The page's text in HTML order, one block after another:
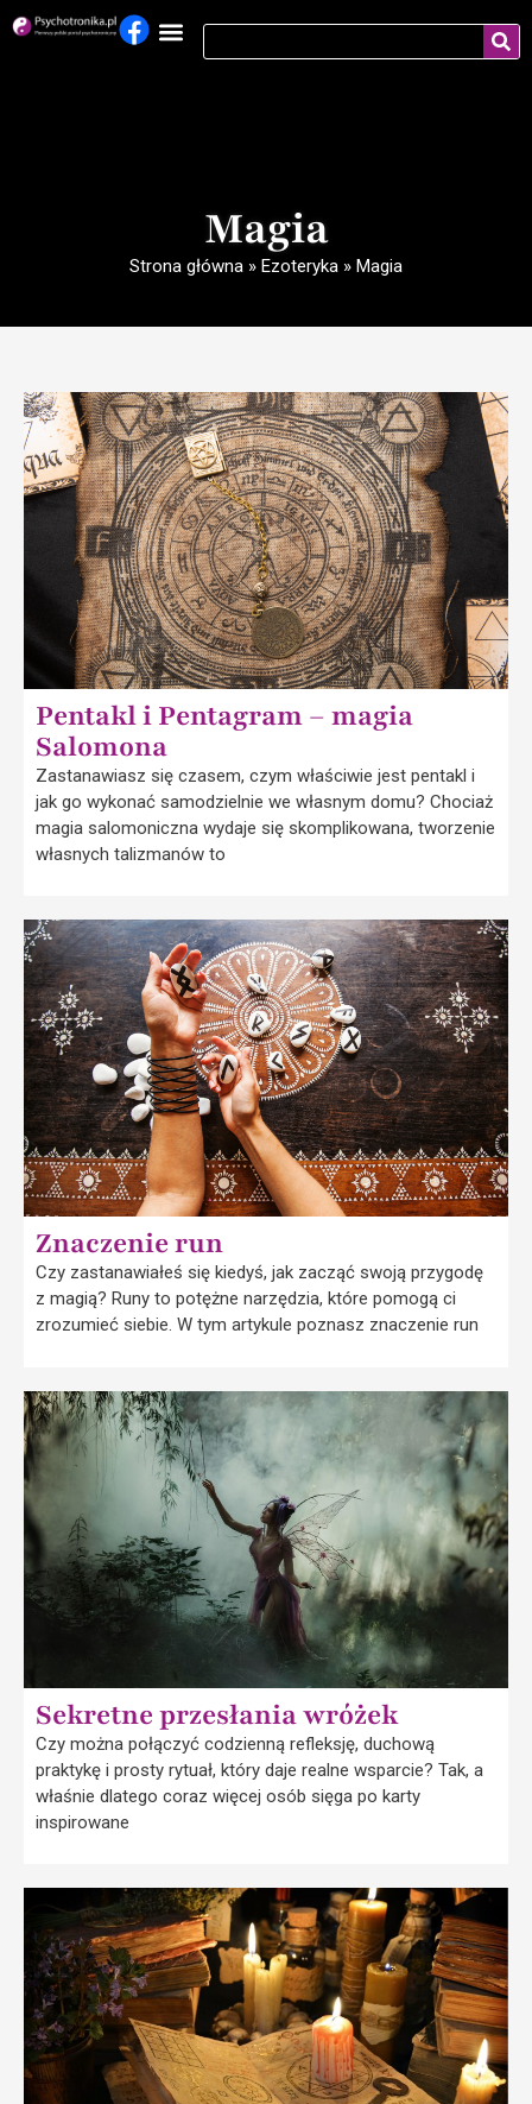
Magia
Strona główna » Ezoteryka » Magia
Pentakl i Pentagram – magia
Salomona
Zastanawiasz się czasem, czym właściwie jest pentakl i
jak go wykonać samodzielnie we własnym domu? Chociaż
magia salomoniczna wydaje się skomplikowana, tworzenie
własnych talizmanów to
Znaczenie run
Czy zastanawiałeś się kiedyś, jak zacząć swoją przygodę
z magią? Runy to potężne narzędzia, które pomogą ci
zrozumieć siebie. W tym artykule poznasz znaczenie run
Sekretne przesłania wróżek
Czy można połączyć codzienną refleksję, duchową
praktykę i prosty rytuał, który daje realne wsparcie? Tak, a
właśnie dlatego coraz więcej osób sięga po karty
inspirowane